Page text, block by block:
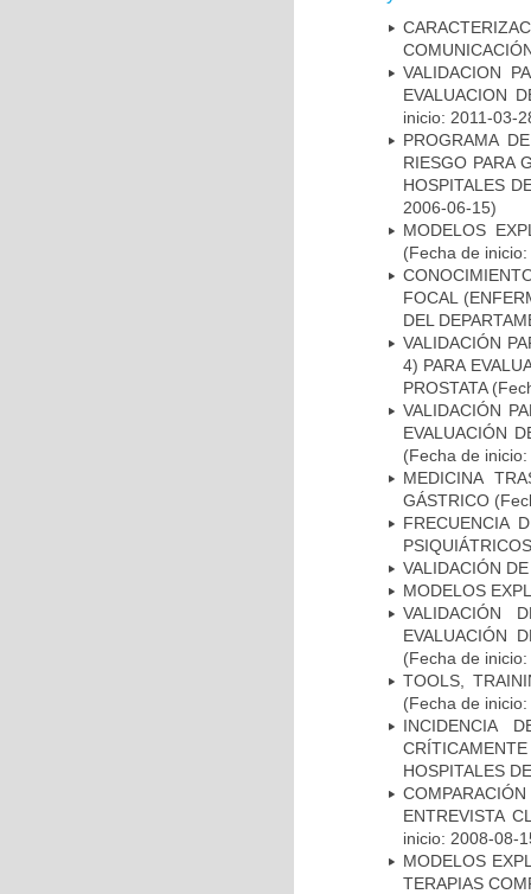
VALIDACION
EVALUACION
inicio: 2011-03-
PROGRAMA
RIESGO PARA
HOSPITALES
2006-06-15)
MODELOS
(Fecha de
FOCAL
DEL
VALIDACIÓN
4) PARA
PROSTATA
VALIDACIÓN
EVALUACIÓN
(Fecha de
MEDICINA
GÁSTRICO
FRECUENCIA
VALIDACIÓN
MODELOS
VALIDACIÓN
EVALUACIÓN
(Fecha de
TOOLS,
(Fecha de
INCIDENCIA
HOSPITALES
ENTREVISTA
inicio: 2008-08-
MODELOS
TERAPIAS